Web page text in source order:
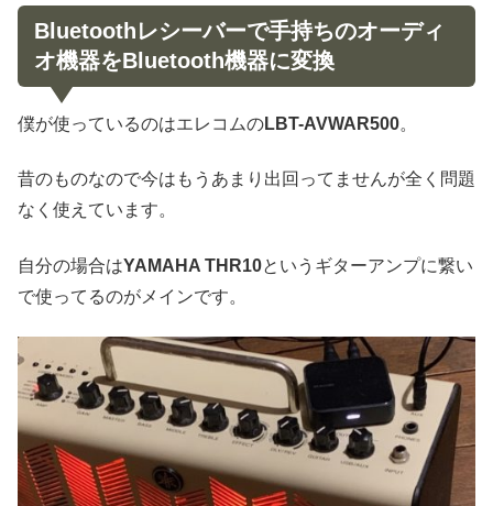
Bluetoothレシーバーで手持ちのオーディ
オ機器をBluetooth機器に変換
僕が使っているのはエレコムのLBT-AVWAR500。
昔のものなので今はもうあまり出回ってませんが全く問題
なく使えています。
自分の場合はYAMAHA THR10というギターアンプに繋い
で使ってるのがメインです。